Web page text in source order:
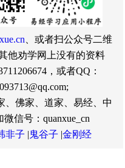
、或者扫公众号二维
他劝学网上没有的资料
，或者QQ：
、佛家、道家、易经、中
信号：quanxue_cn
非子 |鬼谷子 |金刚经